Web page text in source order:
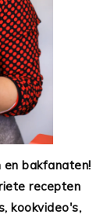
en bakfanaten!
recepten
kookvideo's,